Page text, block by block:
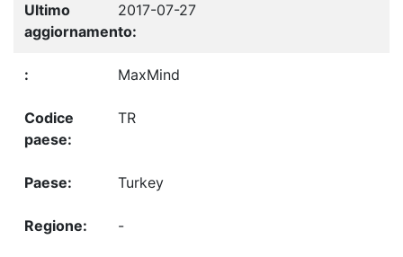
2017-07-27
MaxMind
TR
Turkey
-